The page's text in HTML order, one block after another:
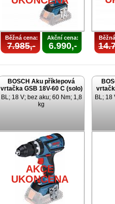
Běžná cena:
7.985,-
Akční cena:
6.990,-
BOSCH Aku příklepová
vrtačka GSB 18V-60 C (solo)
BL; 18 V; bez aku; 60 Nm; 1,8
kg
AKCE
UKONČENA
BL; 18